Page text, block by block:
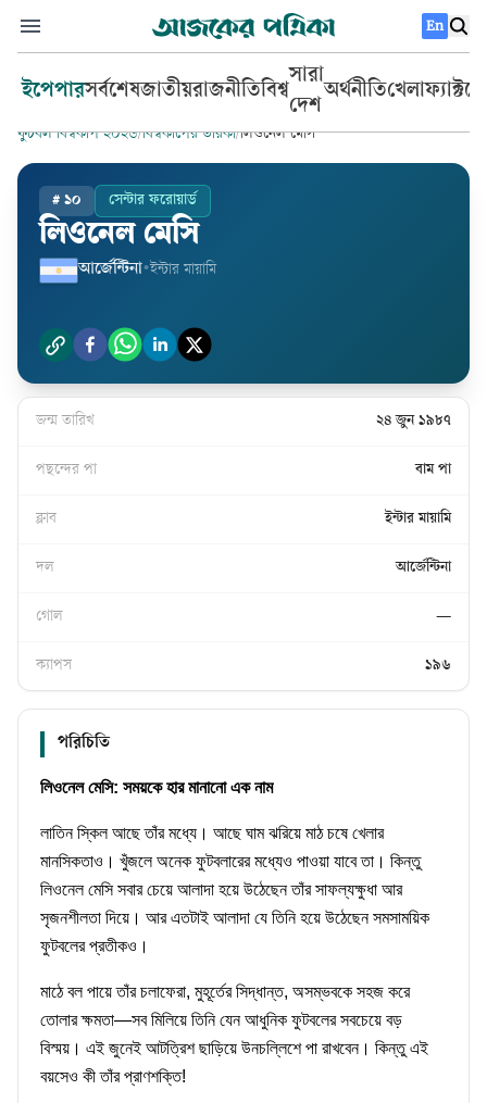
En
ইপেপারসর্বশেষজাতীয়রাজনীতিবিশ্ব
সারা
দেশ
অর্থনীতিখেলা
ফুটবল বিশ্বকাপ ২০২৬/বিশ্বকাপের তারকা/লিওনেল মেসি
# ১০ সেন্টার ফরোয়ার্ড
লিওনেল মেসি
আর্জেন্টিনা•ইন্টার মায়ামি
জন্ম তারিখ ২৪ জুন ১৯৮৭
পছন্দের পা বাম পা
ক্লাব ইন্টার মায়ামি
দল আর্জেন্টিনা
গোল —
ক্যাপস ১৯৬
পরিচিতি
লিওনেল মেসি: সময়কে হার মানানো এক নাম
লাতিন স্কিল আছে তাঁর মধ্যে। আছে ঘাম ঝরিয়ে মাঠ চষে খেলার
মানসিকতাও। খুঁজলে অনেক ফুটবলারের মধ্যেও পাওয়া যাবে তা। কিন্তু
লিওনেল মেসি সবার চেয়ে আলাদা হয়ে উঠেছেন তাঁর সাফল্যক্ষুধা আর
সৃজনশীলতা দিয়ে। আর এতটাই আলাদা যে তিনি হয়ে উঠেছেন সমসাময়িক
ফুটবলের প্রতীকও।
মাঠে বল পায়ে তাঁর চলাফেরা, মুহূর্তের সিদ্ধান্ত, অসম্ভবকে সহজ করে
তোলার ক্ষমতা—সব মিলিয়ে তিনি যেন আধুনিক ফুটবলের সবচেয়ে বড়
বিস্ময়। এই জুনেই আটত্রিশ ছাড়িয়ে উনচল্লিশে পা রাখবেন। কিন্তু এই
বয়সেও কী তাঁর প্রাণশক্তি!